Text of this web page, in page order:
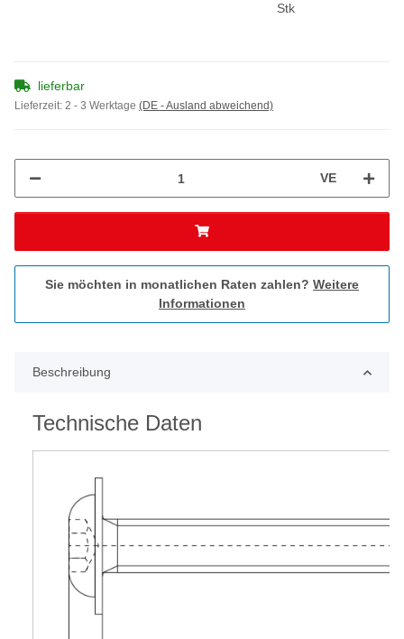
Stk
lieferbar
Lieferzeit: 2 - 3 Werktage (DE - Ausland abweichend)
VE
Sie möchten in monatlichen Raten zahlen? Weitere
Informationen
Beschreibung
Technische Daten